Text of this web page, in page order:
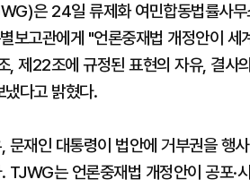
은 24일 류제화 여민합동법률사무
보고관에게 "언론중재법 개정안이 세
제22조에 규정된 표현의 자유, 결사
다고 밝혔다.
재인 대통령이 법안에 거부권을 행
는 언론중재법 개정안이 공포·